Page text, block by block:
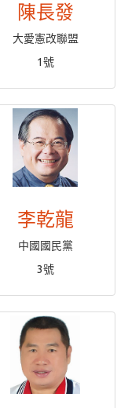
陳長發
大愛憲改聯盟
1號
李乾龍
中國國民黨
3號